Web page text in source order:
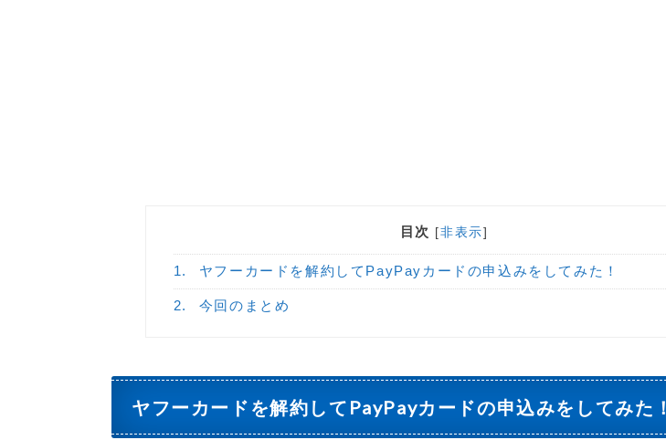
目次 [非表示]
1. ヤフーカードを解約してPayPayカードの申込みをしてみた！
2. 今回のまとめ
ヤフーカードを解約してPayPayカードの申込みをしてみた！